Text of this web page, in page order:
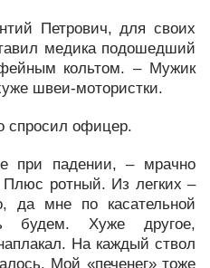
Петрович, для своих
медика подошедший
кольтом. – Мужик
швеи-мотористки.
спросил офицер.
при падении, – мрачно
Плюс ротный. Из легких –
да мне по касательной
будем. Хуже другое,
На каждый ствол
Мой «печенег» тоже